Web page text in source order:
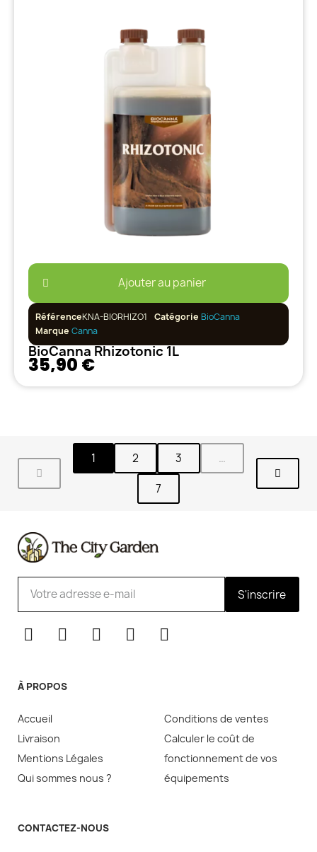
Ajouter au panier
RéférenceKNA-BIORHIZO1 Catégorie BioCanna
Marque Canna
BioCanna Rhizotonic 1L
35,90 €
1 2 3 …
7
S'inscrire
À PROPOS
Accueil
Livraison
Mentions Légales
Qui sommes nous ?
Conditions de ventes
Calculer le coût de
fonctionnement de vos
équipements
CONTACTEZ-NOUS